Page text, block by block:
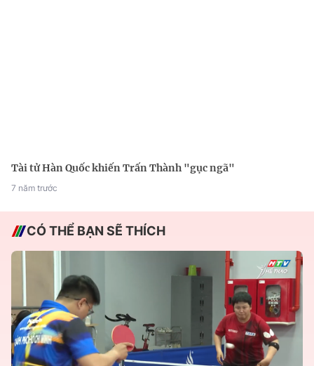
Tài tử Hàn Quốc khiến Trấn Thành "gục ngã"
7 năm trước
CÓ THỂ BẠN SẼ THÍCH